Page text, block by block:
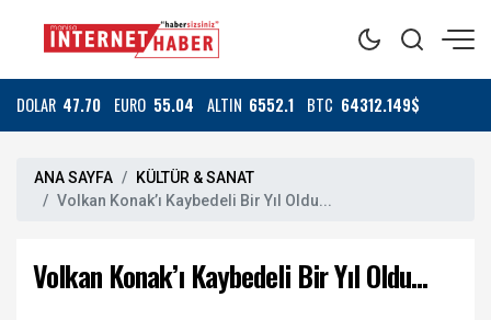
DOLAR 47.70 EURO 55.04 ALTIN 6552.1 BTC 64312.149$
ANA SAYFA
KÜLTÜR & SANAT
Volkan Konak’ı Kaybedeli Bir Yıl Oldu...
Volkan Konak’ı Kaybedeli Bir Yıl Oldu...